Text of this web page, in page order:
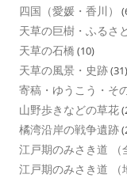
四国（愛媛・香川）
天草の巨樹・ふるさ
天草の石橋 (10)
天草の風景・史跡(31)
寄稿・ゆうこう・そ
山野歩きなどの草花
橘湾沿岸の戦争遺跡
江戸期のみさき道 （
江戸期のみさき道 （